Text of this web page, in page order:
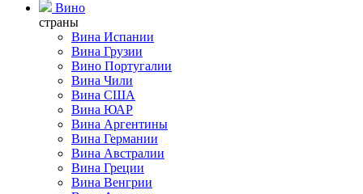
Вино
страны
Вина Испании
Вина Грузии
Вино Португалии
Вина Чили
Вина США
Вина ЮАР
Вина Аргентины
Вина Германии
Вина Австралии
Вина Греции
Вина Венгрии